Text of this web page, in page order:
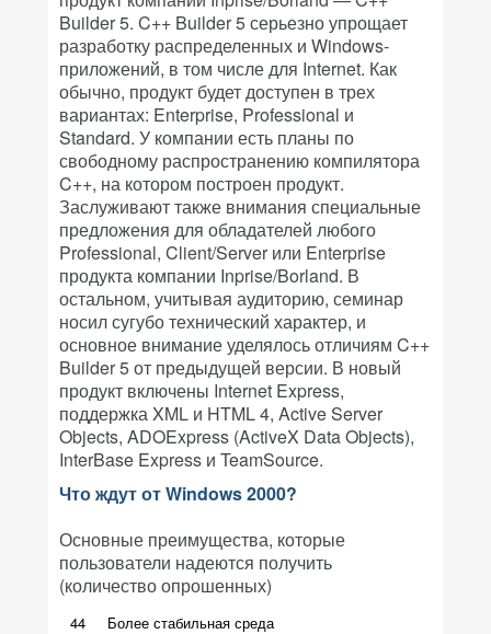
Builder 5. C++ Builder 5 серьезно упрощает
разработку распределенных и Windows-
приложений, в том числе для Internet. Как
обычно, продукт будет доступен в трех
вариантах: Enterprise, Professional и
Standard. У компании есть планы по
свободному распространению компилятора
C++, на котором построен продукт.
Заслуживают также внимания специальные
предложения для обладателей любого
Professional, Client/Server или Enterprise
продукта компании Inprise/Borland. В
остальном, учитывая аудиторию, семинар
носил сугубо технический характер, и
основное внимание уделялось отличиям C++
Builder 5 от предыдущей версии. В новый
продукт включены Internet Express,
поддержка XML и HTML 4, Active Server
Objects, ADOExpress (ActiveX Data Objects),
InterBase Express и TeamSource.
Что ждут от Windows 2000?
Основные преимущества, которые
пользователи надеются получить
(количество опрошенных)
44
Более стабильная среда